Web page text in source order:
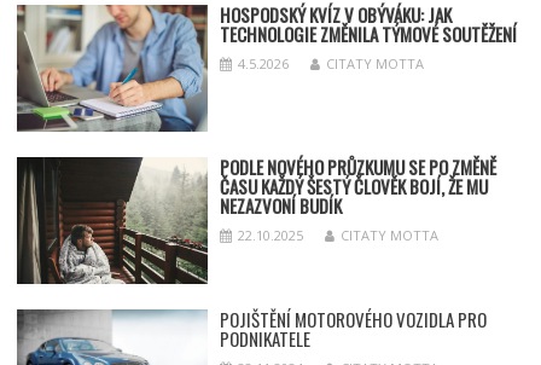
HOSPODSKÝKVÍZ V OBÝVÁKU: JAK
TECHNOLOGIE ZMĚNILA TÝMOVÉ SOUTĚŽENÍ
4.5.2026 CITATY MOTTA
PODLE NOVÉHO PRŮZKUMU SE PO ZMĚNĚ
ČASU KAŽDÝ ŠESTÝ ČLOVĚK BOJÍ, ŽE MU
NEZAZVONÍ BUDÍK
22.10.2025 CITATY MOTTA
POJIŠTĚNÍ MOTOROVÉHO VOZIDLA PRO
PODNIKATELE